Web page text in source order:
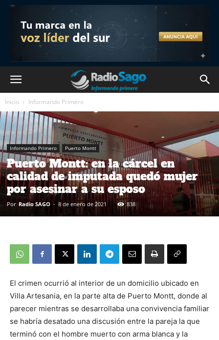
Inicio Informando Primero
Informando Primero Puerto Montt
Puerto Montt: en la cárcel en
calidad de imputada quedó mujer
por asesinar a su esposo
Por Radio SAGO - 8 de enero de 2021 838
El crimen ocurrió al interior de un domicilio ubicado en
Villa Artesania, en la parte alta de Puerto Montt, donde al
parecer mientras se desarrollaba una convivencia familiar
se habría desatado una discusión entre la pareja la que
terminó con el hombre muerto con arma blanca y la